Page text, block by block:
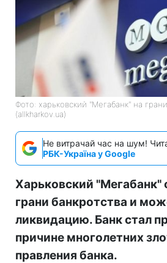
Фото: харьковский "Мегабанк" на
(allkharkov.ua)
Не витрачай час на шум!
РБК-Україна у Google
Харьковский "Мегабанк"
грани банкротства и
ликвидацию. Банк стал
причине многолетних
правления банка.